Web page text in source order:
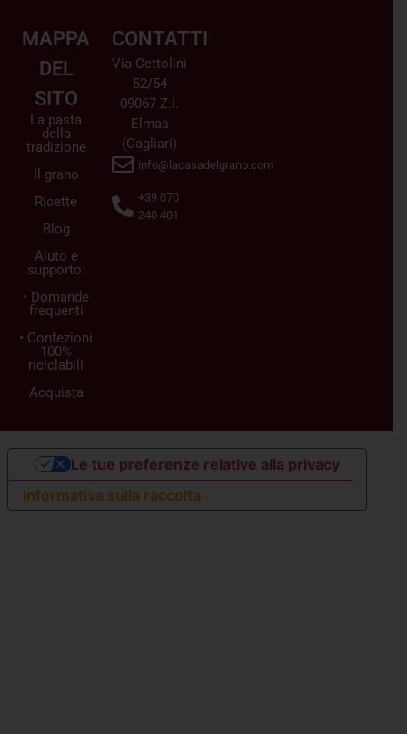
MAPPA
DEL
SITO
La pasta
della
tradizione
Il grano
Ricette
Blog
Aiuto e
supporto:
• Domande
frequenti
• Confezioni
100%
riciclabili
Acquista
CONTATTI
Via Cettolini
52/54
09067 Z.I.
Elmas
(Cagliari)
info@lacasadelgrano.com
+39 070
240 401
Informativa sulla raccolta
Le tue preferenze relative alla privacy